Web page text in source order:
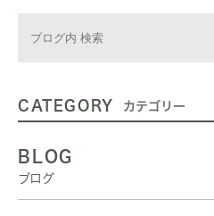
CATEGORY カテゴリー
BLOG
ブログ